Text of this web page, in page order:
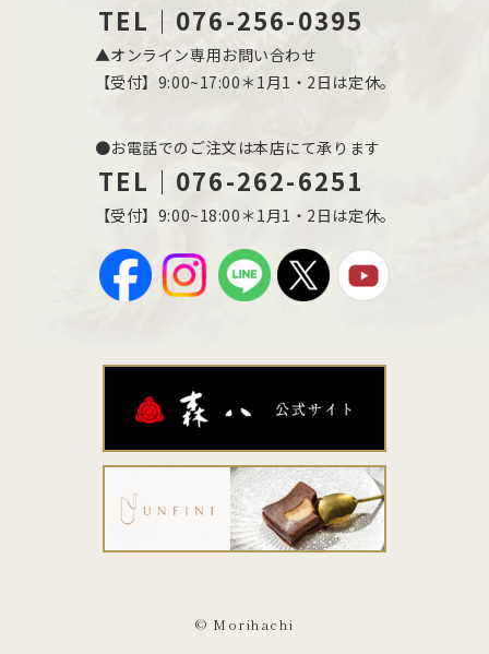
TEL｜076-256-0395
▲オンライン専用お問い合わせ
【受付】9:00~17:00＊1月1・2日は定休。
●お電話でのご注文は本店にて承ります
TEL｜076-262-6251
【受付】9:00~18:00＊1月1・2日は定休。
© Morihachi